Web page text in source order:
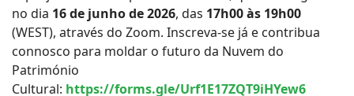
no dia 16 de junho de 2026, das 17h00 às 19h00
(WEST), através do Zoom. Inscreva-se já e contribua
connosco para moldar o futuro da Nuvem do
Património
Cultural: https://forms.gle/Urf1E17ZQT9iHYew6